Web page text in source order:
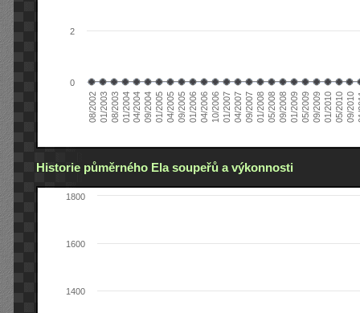
08/200201/200308/200301/200404/200409/200401/200504/200509/200501/200604/200610/200601/200704/200709/200701/200805/200809/200801/200905/200909/200901/201005/201009/2010
0
2
Historie půměrného Ela soupeřů a výkonnosti
1400
1600
1800